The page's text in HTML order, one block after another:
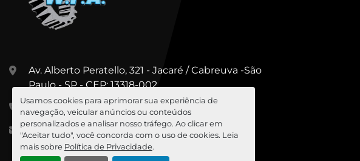
Usamos cookies para aprimorar sua experiência de
navegação, veicular anúncios ou conteúdos
personalizados e analisar nosso tráfego. Ao clicar em
"Aceitar tudo", você concorda com o uso de cookies. Leia
mais sobre Política de Privacidade.
Av. Alberto Peratello, 321 - Jacaré / Cabreuva -São
Paulo - SP - CEP: 13318-002
+55 (11) 99967-5547
cesar@wfa.com.br